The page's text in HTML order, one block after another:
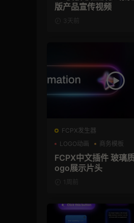
版产品宣传视频
3天前
FCPX发生器
LOGO动画
商务模板
支持Intel+M芯片
FCPX中文插件 玻璃
ogo展示片头
1周前